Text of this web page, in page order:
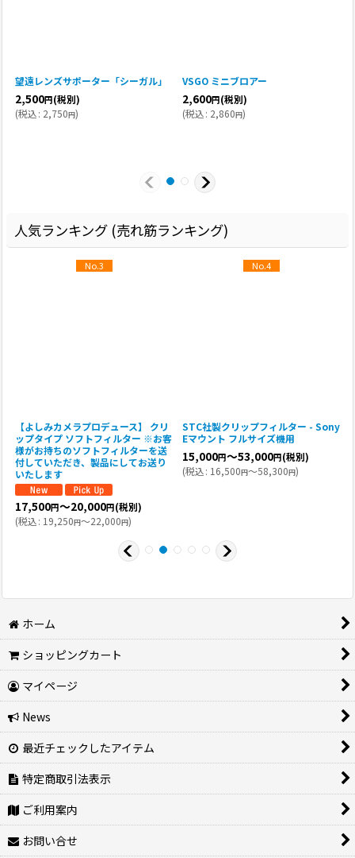
望遠レンズサポーター「シーガル」
2,500円(税別)
(税込: 2,750円)
VSGO ミニブロアー
2,600円(税別)
(税込: 2,860円)
人気ランキング (売れ筋ランキング)
No.3
【よしみカメラプロデュース】 クリ
ップタイプ ソフトフィルター ※お客
様がお持ちのソフトフィルターを送
付していただき、製品にしてお送り
いたします
17,500円～20,000円(税別)
(税込: 19,250円～22,000円)
No.4
STC社製クリップフィルター - Sony
Eマウント フルサイズ機用
15,000円～53,000円(税別)
(税込: 16,500円～58,300円)
ホーム
ショッピングカート
マイページ
News
最近チェックしたアイテム
特定商取引法表示
ご利用案内
お問い合せ